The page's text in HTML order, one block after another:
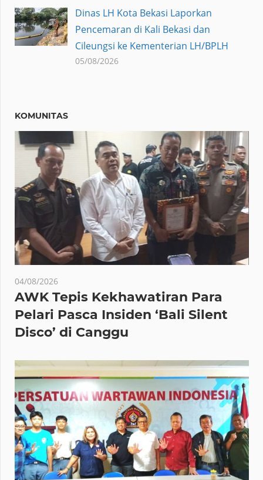
Dinas LH Kota Bekasi Laporkan
Pencemaran di Kali Bekasi dan
Cileungsi ke Kementerian LH/BPLH
05/08/2026
KOMUNITAS
04/08/2026
AWK Tepis Kekhawatiran Para
Pelari Pasca Insiden ‘Bali Silent
Disco’ di Canggu